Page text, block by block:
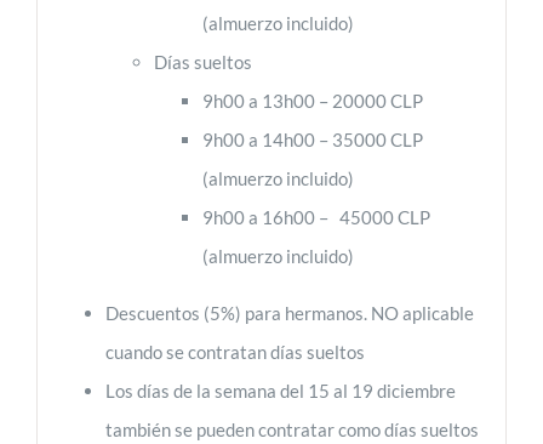
(almuerzo incluido)
Días sueltos
9h00 a 13h00 – 20000 CLP
9h00 a 14h00 – 35000 CLP
(almuerzo incluido)
9h00 a 16h00 – 45000 CLP
(almuerzo incluido)
Descuentos (5%) para hermanos. NO aplicable
cuando se contratan días sueltos
Los días de la semana del 15 al 19 diciembre
también se pueden contratar como días sueltos